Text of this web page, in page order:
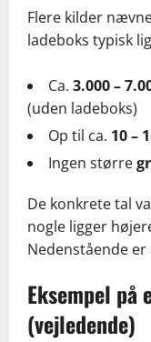
Flere kilder
ladeboks typisk
Ca. 3.000 –
(uden ladeboks)
Op til ca. 10 –
Ingen større
De konkrete tal
nogle ligger
Nedenstående er
Eksempel på
(vejledende)